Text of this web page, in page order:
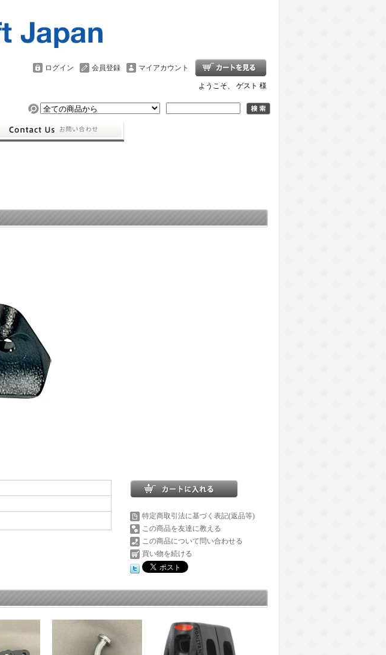
マイアカウント
会員登録
ログイン
ようこそ、 ゲスト 様
特定商取引法に基づく表記(返品等)
この商品を友達に教える
この商品について問い合わせる
買い物を続ける